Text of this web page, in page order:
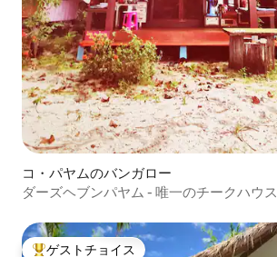
コ・パヤムのバンガロー
ダーズヘブンパヤム - 唯一のチークハウス
ゲストチョイス